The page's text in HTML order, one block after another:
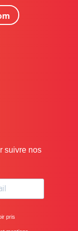
suivre nos
pris